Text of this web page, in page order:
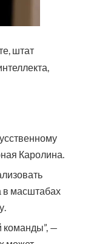
штат
Каролина.
в масштабах
команды”, —